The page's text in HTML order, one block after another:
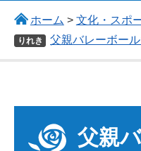
ホーム > 文化・スポ
りれき 父親バレーボー
父親